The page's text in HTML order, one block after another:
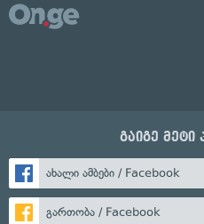
გაიგე მეტი
ახალი ამბები / Facebook
გართობა / Facebook